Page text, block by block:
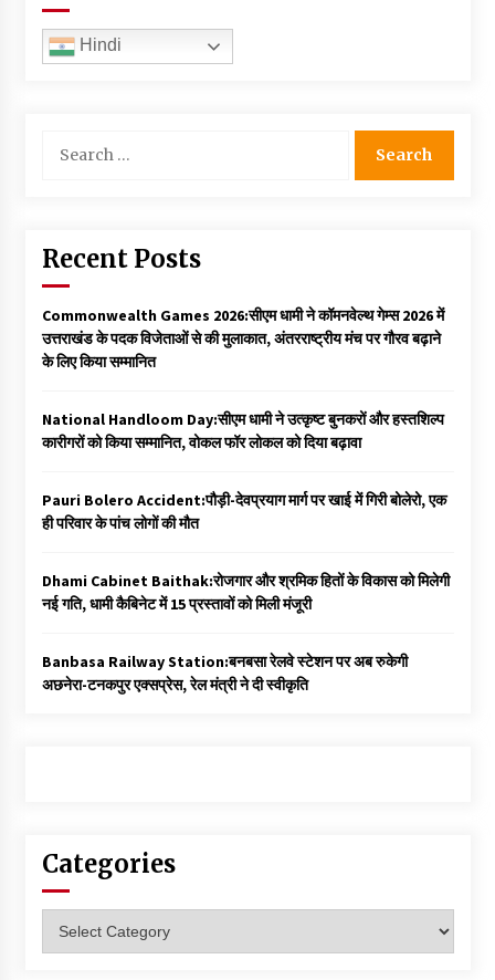
Hindi
for:
Recent Posts
Commonwealth Games 2026:सीएम धामी ने कॉमनवेल्थ गेम्स 2026 में
उत्तराखंड के पदक विजेताओं से की मुलाकात, अंतरराष्ट्रीय मंच पर गौरव बढ़ाने
के लिए किया सम्मानित
National Handloom Day:सीएम धामी ने उत्कृष्ट बुनकरों और हस्तशिल्प
कारीगरों को किया सम्मानित, वोकल फॉर लोकल को दिया बढ़ावा
Pauri Bolero Accident:पौड़ी-देवप्रयाग मार्ग पर खाई में गिरी बोलेरो, एक
ही परिवार के पांच लोगों की मौत
Dhami Cabinet Baithak:रोजगार और श्रमिक हितों के विकास को मिलेगी
नई गति, धामी कैबिनेट में 15 प्रस्तावों को मिली मंजूरी
Banbasa Railway Station:बनबसा रेलवे स्टेशन पर अब रुकेगी
अछनेरा-टनकपुर एक्सप्रेस, रेल मंत्री ने दी स्वीकृति
Categories